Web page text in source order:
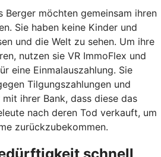
Berger möchten gemeinsam ihren
Sie haben keine Kinder und
und die Welt zu sehen. Um ihre
nutzen sie VR ImmoFlex und
eine Einmalauszahlung. Sie
Tilgungszahlungen und
ihrer Bank, dass diese das
nach deren Tod verkauft, um
zurückzubekommen.